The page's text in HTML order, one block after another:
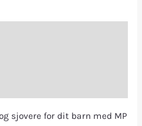
sjovere for dit barn med MP